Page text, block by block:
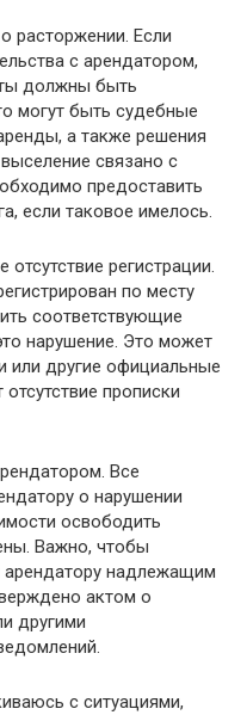
расторжении. Если
с арендатором,
должны быть
могут быть судебные
а также решения
связано с
предоставить
если таковое имелось.
регистрации.
по месту
соответствующие
нарушение. Это может
или другие официальные
прописки
Все
о нарушении
освободить
Важно, чтобы
надлежащим
актом о
другими
с ситуациями,